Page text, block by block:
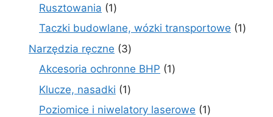
Rusztowania 11
produkt
Taczki budowlane, wózki transportowe 11
Narzędzia ręczne 33
produkty
Akcesoria ochronne BHP 11
Klucze, nasadki 11
produkt
Poziomice i niwelatory laserowe 11